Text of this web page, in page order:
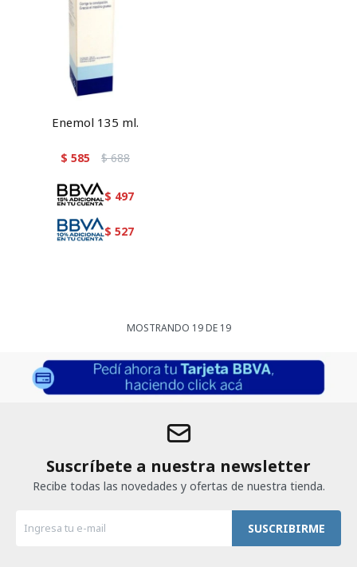
Enemol 135 ml.
$ 585 $ 688
$ 497
$ 527
MOSTRANDO 19DE 19
Suscríbete a nuestra newsletter
Recibe todas las novedades y ofertas de nuestra tienda.
SUSCRIBIRME